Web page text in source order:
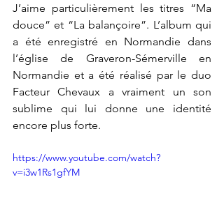
J’aime particulièrement les titres “Ma
douce” et “La balançoire”. L’album qui
a été enregistré en Normandie dans
l’église de Graveron-Sémerville en
Normandie et a été réalisé par le duo
Facteur Chevaux a vraiment un son
sublime qui lui donne une identité
encore plus forte.
https://www.youtube.com/watch?
v=i3w1Rs1gfYM